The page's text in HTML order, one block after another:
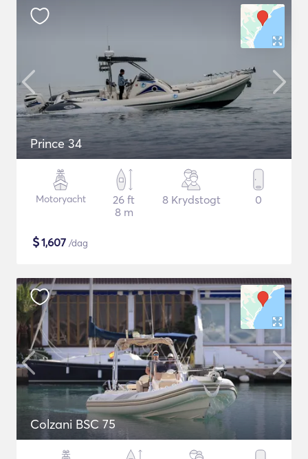
Prince 34
Motoryacht
26 ft
8 m
8 Krydstogt 0
$1,607 /dag
Colzani BSC 75